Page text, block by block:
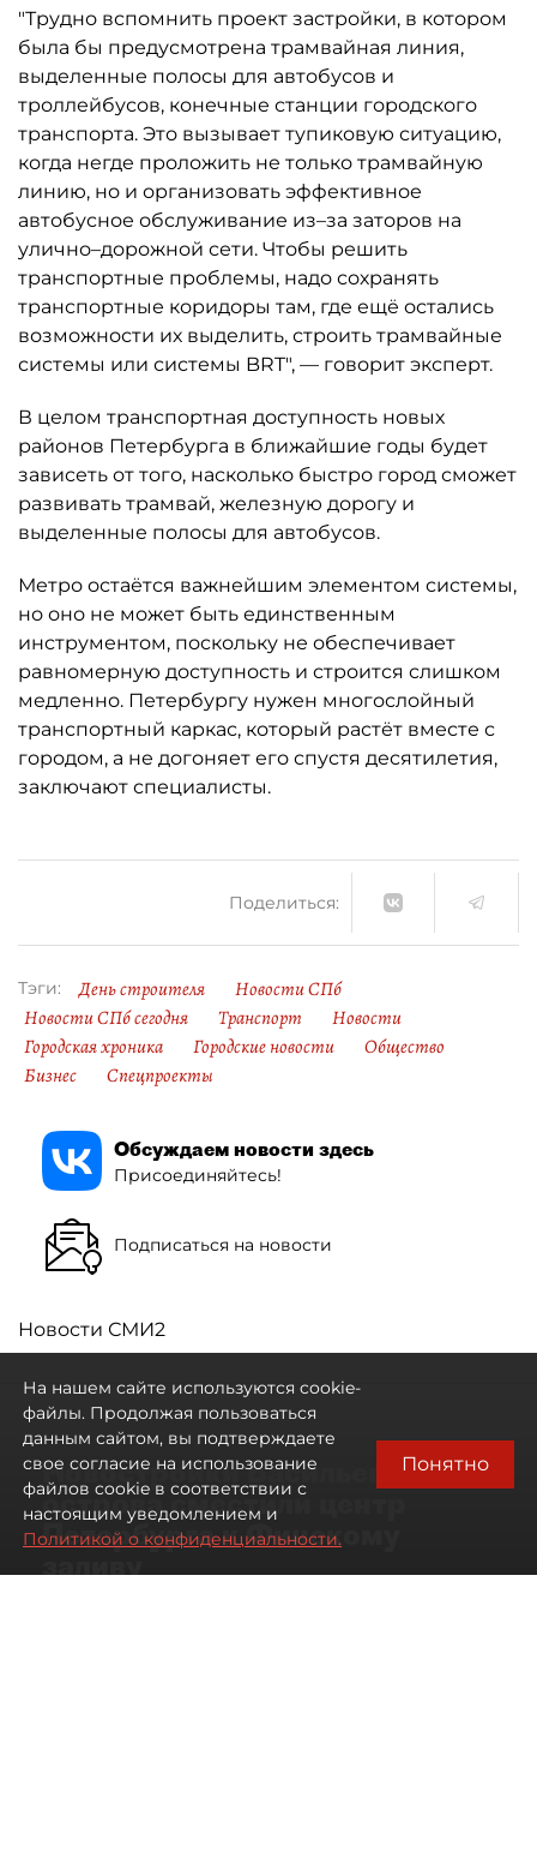
"Трудно вспомнить проект застройки, в котором
была бы предусмотрена трамвайная линия,
выделенные полосы для автобусов и
троллейбусов, конечные станции городского
транспорта. Это вызывает тупиковую ситуацию,
когда негде проложить не только трамвайную
линию, но и организовать эффективное
автобусное обслуживание из–за заторов на
улично–дорожной сети. Чтобы решить
транспортные проблемы, надо сохранять
транспортные коридоры там, где ещё остались
возможности их выделить, строить трамвайные
системы или системы BRT", — говорит эксперт.
В целом транспортная доступность новых
районов Петербурга в ближайшие годы будет
зависеть от того, насколько быстро город сможет
развивать трамвай, железную дорогу и
выделенные полосы для автобусов.
Метро остаётся важнейшим элементом системы,
но оно не может быть единственным
инструментом, поскольку не обеспечивает
равномерную доступность и строится слишком
медленно. Петербургу нужен многослойный
транспортный каркас, который растёт вместе с
городом, а не догоняет его спустя десятилетия,
заключают специалисты.
Поделиться:
Тэги: День строителя
Новости СПб
Новости СПб сегодня
Транспорт
Новости
Городская хроника
Городские новости
Общество
Бизнес
Спецпроекты
Обсуждаем новости здесь
Присоединяйтесь!
Подписаться на новости
Новости СМИ2
Новостройки Васильевского
острова сместили центр
Петербурга к Финскому
заливу
На нашем сайте используются cookie-
файлы. Продолжая пользоваться
данным сайтом, вы подтверждаете
свое согласие на использование
файлов cookie в соответствии с
настоящим уведомлением и
Политикой о конфиденциальности.
Понятно